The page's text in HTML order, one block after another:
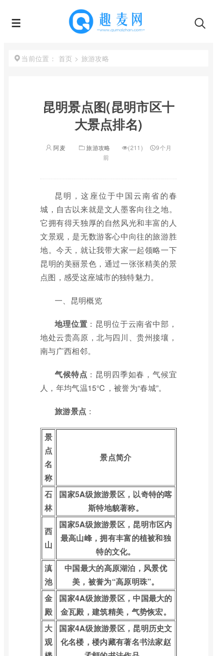
当前位置： 首页 > 旅游攻略
昆明景点图(昆明市区十
大景点排名)
阿麦 旅游攻略 (211)
9个月
前
昆明，这座位于中国云南省的春
城，自古以来就是文人墨客向往之地。
它拥有得天独厚的自然风光和丰富的人
文景观，是无数游客心中向往的旅游胜
地。今天，就让我带大家一起领略一下
昆明的美丽景色，通过一张张精美的景
点图，感受这座城市的独特魅力。
一、昆明概览
地理位置 ：昆明位于云南省中部，
地处云贵高原，北与四川、贵州接壤，
南与广西相邻。
气候特点 ：昆明四季如春，气候宜
人，年均气温15℃，被誉为“春城”。
旅游景点 ：
景
点
名
称
景点简介
石
林
国家5A级旅游景区，以奇特的喀
斯特地貌著称。
西
山
国家5A级旅游景区，昆明市区内
最高山峰，拥有丰富的植被和独
特的文化。
滇
池
中国最大的高原湖泊，风景优
美，被誉为“高原明珠”。
金
殿
国家4A级旅游景区，中国最大的
金瓦殿，建筑精美，气势恢宏。
大
观
国家4A级旅游景区，昆明历史文
化名楼，楼内藏有著名书法家赵